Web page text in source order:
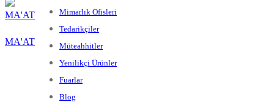
MA'AT
Mimarlık Ofisleri
Tedarikçiler
Müteahhitler
Yenilikçi Ürünler
Fuarlar
Blog